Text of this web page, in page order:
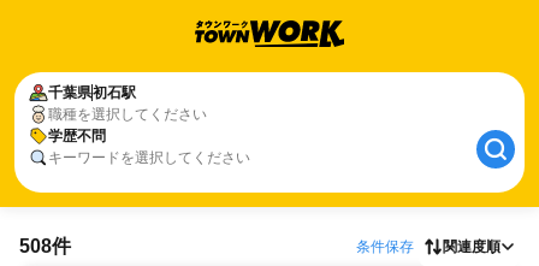
千葉県初石駅
職種を選択してください
学歴不問
キーワードを選択してください
508件 条件保存 関連度順